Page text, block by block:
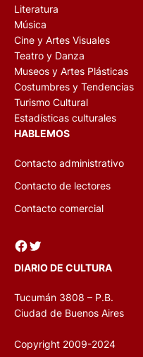
Literatura
Música
Cine y Artes Visuales
Teatro y Danza
Museos y Artes Plásticas
Costumbres y Tendencias
Turismo Cultural
Estadísticas culturales
HABLEMOS
Contacto administrativo
Contacto de lectores
Contacto comercial
Facebook Twitter
DIARIO DE CULTURA
Tucumán 3808 – P.B.
Ciudad de Buenos Aires
Copyright 2009-2024